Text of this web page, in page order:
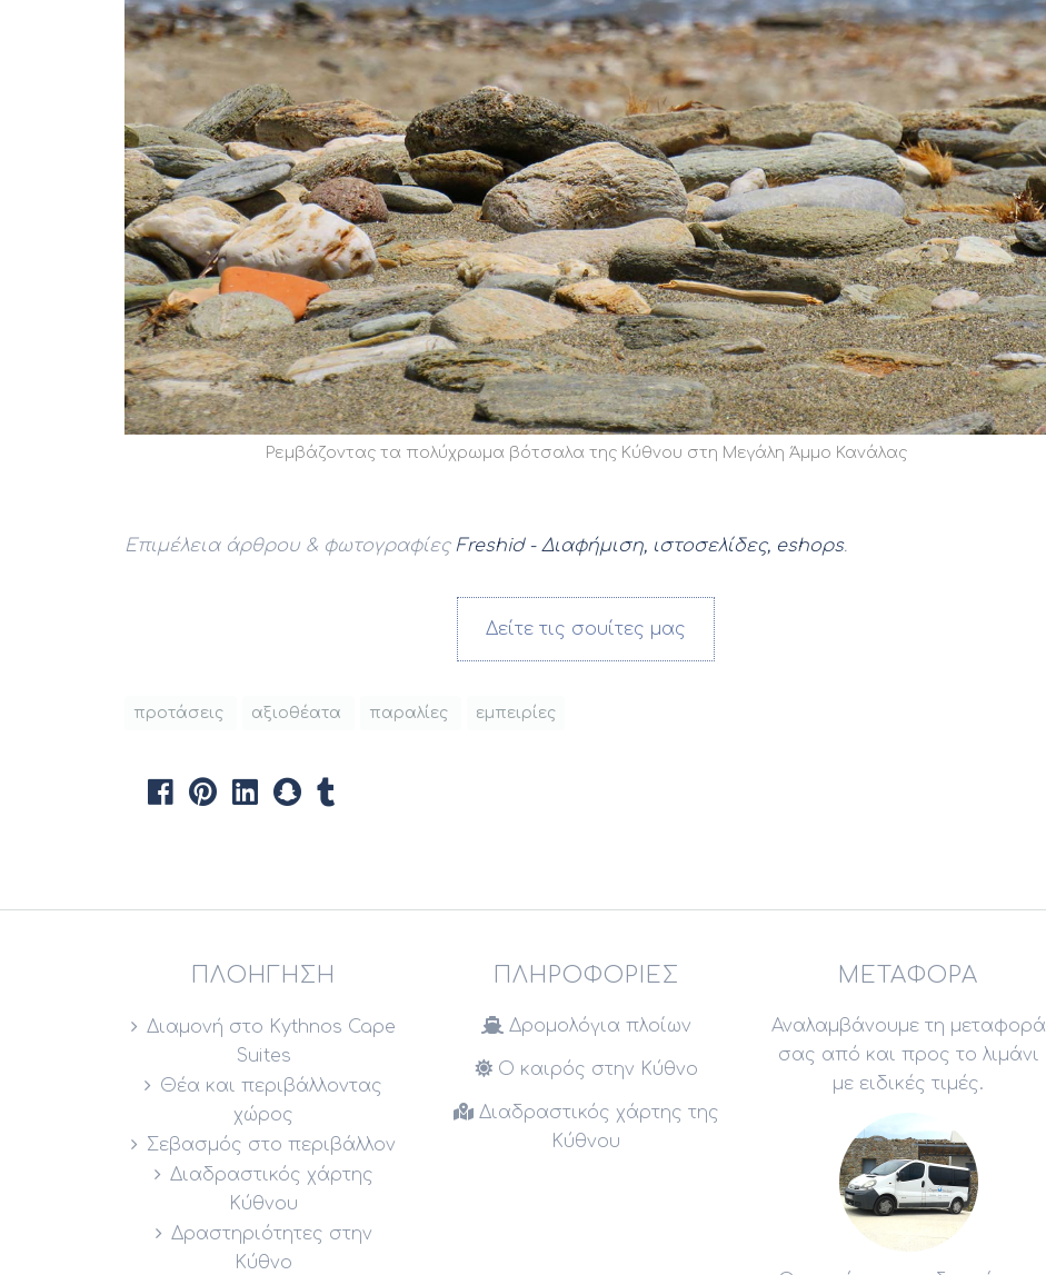
Ρεμβάζοντας τα πολύχρωμα βότσαλα της Κύθνου στη Μεγάλη Άμμο Κανάλας
Επιμέλεια άρθρου & φωτογραφίες Freshid - Διαφήμιση, ιστοσελίδες, eshops.
Δείτε τις σουίτες μας
προτάσεις αξιοθέατα παραλίες εμπειρίες
ΠΛΟΉΓΗΣΗ
Διαμονή στο Kythnos Cape
Suites
Θέα και περιβάλλοντας
χώρος
Σεβασμός στο περιβάλλον
Διαδραστικός χάρτης
Κύθνου
Δραστηριότητες στην
Κύθνο
ΠΛΗΡΟΦΟΡΊΕΣ
Δρομολόγια πλοίων
Ο καιρός στην Κύθνο
Διαδραστικός χάρτης της
Κύθνου
ΜΕΤΑΦΟΡΆ
Αναλαμβάνουμε τη μεταφορά
σας από και προς το λιμάνι
με ειδικές τιμές.